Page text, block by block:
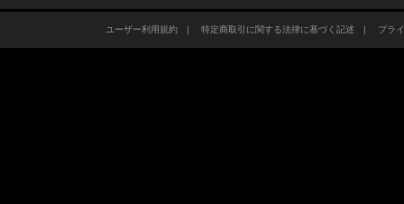
ユーザー利用規約| 特定商取引に関する法律に基づく記述 | プラ